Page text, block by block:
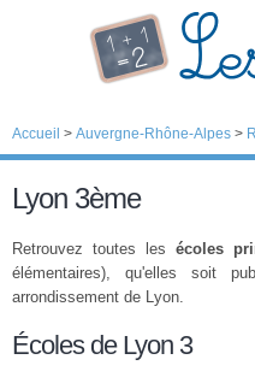
Accueil > Auvergne-Rhône-Alpes >
Lyon 3ème
Retrouvez toutes les écoles
élémentaires), qu'elles soit
arrondissement de Lyon.
Écoles de Lyon 3